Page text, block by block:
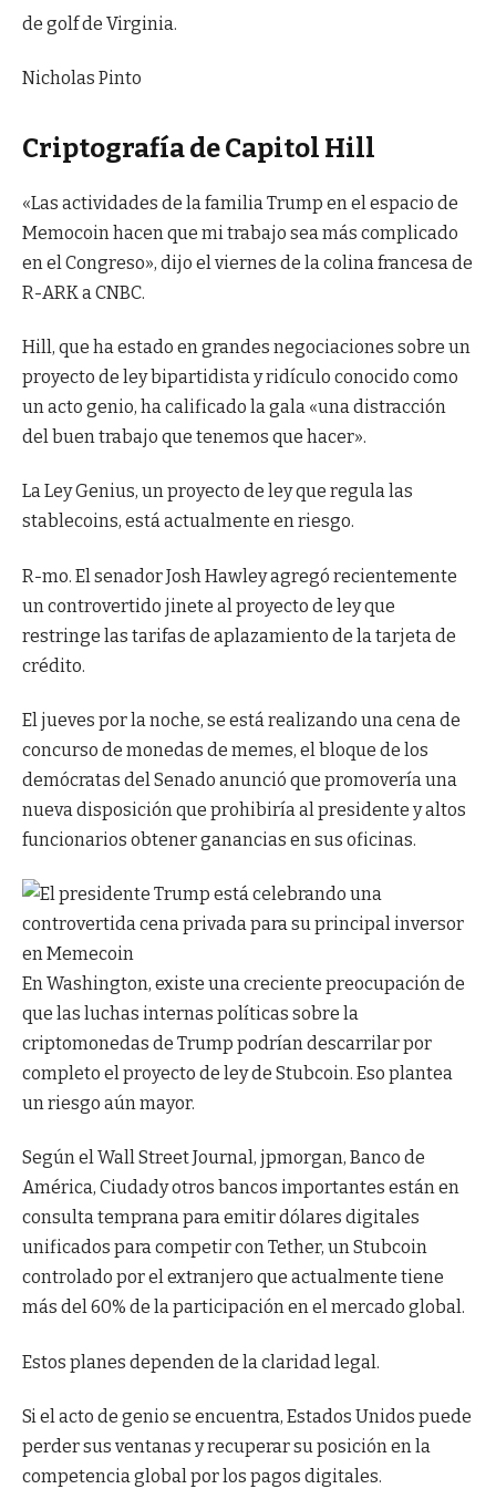
de golf de Virginia.
Nicholas Pinto
Criptografía de Capitol Hill
«Las actividades de la familia Trump en el espacio de
Memocoin hacen que mi trabajo sea más complicado
en el Congreso», dijo el viernes de la colina francesa de
R-ARK a CNBC.
Hill, que ha estado en grandes negociaciones sobre un
proyecto de ley bipartidista y ridículo conocido como
un acto genio, ha calificado la gala «una distracción
del buen trabajo que tenemos que hacer».
La Ley Genius, un proyecto de ley que regula las
stablecoins, está actualmente en riesgo.
R-mo. El senador Josh Hawley agregó recientemente
un controvertido jinete al proyecto de ley que
restringe las tarifas de aplazamiento de la tarjeta de
crédito.
El jueves por la noche, se está realizando una cena de
concurso de monedas de memes, el bloque de los
demócratas del Senado anunció que promovería una
nueva disposición que prohibiría al presidente y altos
funcionarios obtener ganancias en sus oficinas.
En Washington, existe una creciente preocupación de
que las luchas internas políticas sobre la
criptomonedas de Trump podrían descarrilar por
completo el proyecto de ley de Stubcoin. Eso plantea
un riesgo aún mayor.
Según el Wall Street Journal, jpmorgan, Banco de
América, Ciudady otros bancos importantes están en
consulta temprana para emitir dólares digitales
unificados para competir con Tether, un Stubcoin
controlado por el extranjero que actualmente tiene
más del 60% de la participación en el mercado global.
Estos planes dependen de la claridad legal.
Si el acto de genio se encuentra, Estados Unidos puede
perder sus ventanas y recuperar su posición en la
competencia global por los pagos digitales.